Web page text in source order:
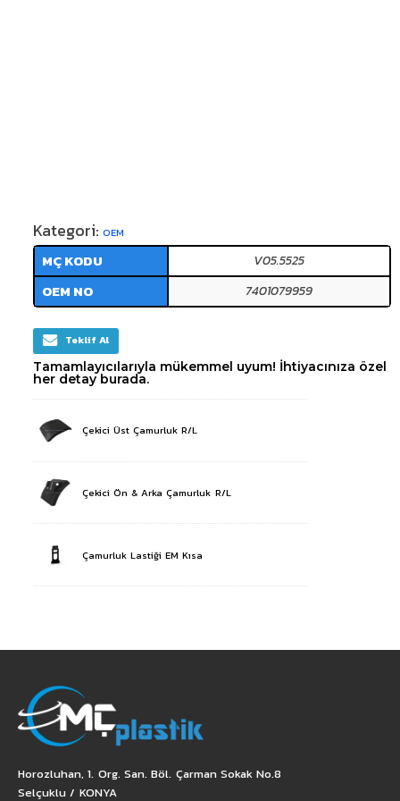
Kategori: OEM
MÇ KODU V05.5525
OEM NO 7401079959
Teklif Al
Tamamlayıcılarıyla mükemmel uyum! İhtiyacınıza özel
her detay burada.
Çekici Üst Çamurluk R/L
Çekici Ön & Arka Çamurluk R/L
Çamurluk Lastiği EM Kısa
Horozluhan, 1. Org. San. Böl. Çarman Sokak No.8
Selçuklu / KONYA